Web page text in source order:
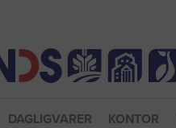
DAGLIGVARER KONTOR